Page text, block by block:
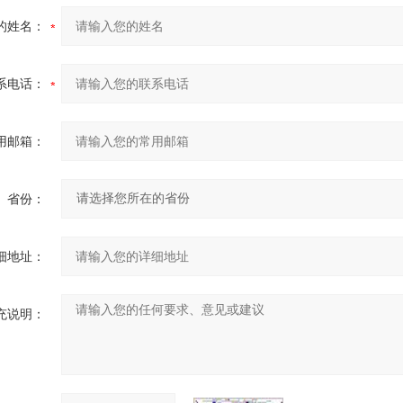
姓名：
电话：
邮箱：
省份：
地址：
说明：